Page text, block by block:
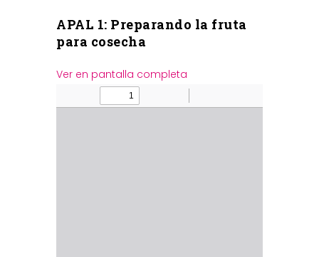
APAL 1: Preparando la fruta
para cosecha
Ver en pantalla completa